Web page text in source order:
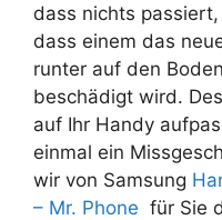
dass nichts
dass einem das
runter auf den
beschädigt wird.
auf Ihr Handy
einmal ein
wir von Samsung
– Mr. Phone für Sie